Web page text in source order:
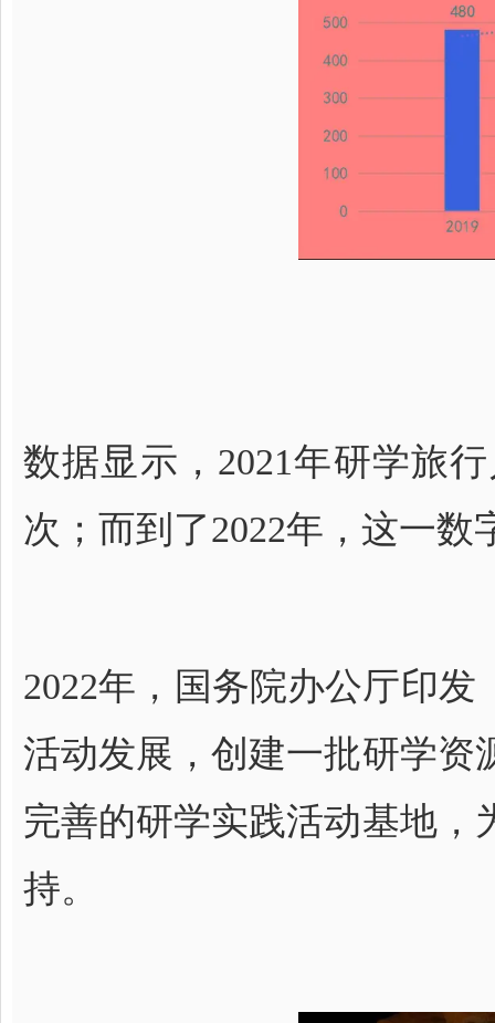
数据显示，2021年研学旅
次；而到了2022年，这一
2022年，国务院办公厅印
活动发展，创建一批研学资
完善的研学实践活动基地，
持。